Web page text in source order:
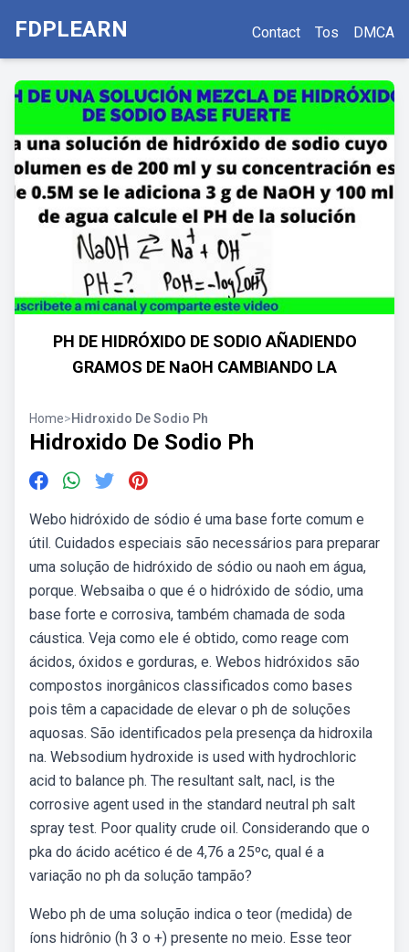
FDPLEARN Contact Tos DMCA
PH DE HIDRÓXIDO DE SODIO AÑADIENDO
GRAMOS DE NaOH CAMBIANDO LA
Home>Hidroxido De Sodio Ph
Hidroxido De Sodio Ph
Webo hidróxido de sódio é uma base forte comum e
útil. Cuidados especiais são necessários para preparar
uma solução de hidróxido de sódio ou naoh em água,
porque. Websaiba o que é o hidróxido de sódio, uma
base forte e corrosiva, também chamada de soda
cáustica. Veja como ele é obtido, como reage com
ácidos, óxidos e gorduras, e. Webos hidróxidos são
compostos inorgânicos classificados como bases
pois têm a capacidade de elevar o ph de soluções
aquosas. São identificados pela presença da hidroxila
na. Websodium hydroxide is used with hydrochloric
acid to balance ph. The resultant salt, nacl, is the
corrosive agent used in the standard neutral ph salt
spray test. Poor quality crude oil. Considerando que o
pka do ácido acético é de 4,76 a 25ºc, qual é a
variação no ph da solução tampão?
Webo ph de uma solução indica o teor (medida) de
íons hidrônio (h 3 o +) presente no meio. Esse teor